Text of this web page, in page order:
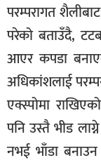
परम्परागत
परेको बताउँदै,
आएर कपडा
अधिकांशलाई
एक्स्पोमा
पनि उस्तै भीड
नभई भाँडा